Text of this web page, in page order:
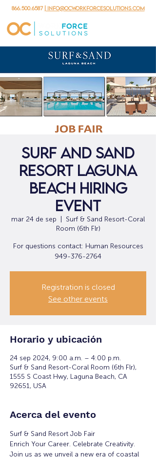
866.500.6587 | info@ocworkforcesolutions.com
Surf and Sand
Resort Laguna
Beach Hiring
Event
mar 24 de sep
Surf & Sand Resort-Coral
Room (6th Flr)
For questions contact: Human Resources
949-376-2764
Registration is closed
See other events
Horario y ubicación
24 sep 2024, 9:00 a.m. – 4:00 p.m.
Surf & Sand Resort-Coral Room (6th Flr),
1555 S Coast Hwy, Laguna Beach, CA
92651, USA
Acerca del evento
Surf & Sand Resort Job Fair
Enrich Your Career. Celebrate Creativity.
Join us as we unveil a new era of coastal